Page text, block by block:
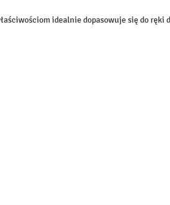
idealnie dopasowuje się do